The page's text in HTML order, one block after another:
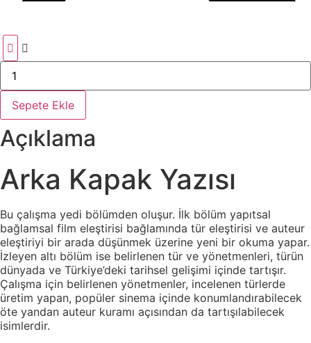
TÜRK
SİNEMASINDA
AUTEURLER
adetSepete Ekle
Açıklama
Arka Kapak Yazısı
Bu çalışma yedi bölümden oluşur. İlk bölüm yapıtsal
bağlamsal film eleştirisi bağlamında tür eleştirisi ve auteur
eleştiriyi bir arada düşünmek üzerine yeni bir okuma yapar.
İzleyen altı bölüm ise belirlenen tür ve yönetmenleri, türün
dünyada ve Türkiye’deki tarihsel gelişimi içinde tartışır.
Çalışma için belirlenen yönetmenler, incelenen türlerde
üretim yapan, popüler sinema içinde konumlandırabilecek
öte yandan auteur kuramı açısından da tartışılabilecek
isimlerdir.